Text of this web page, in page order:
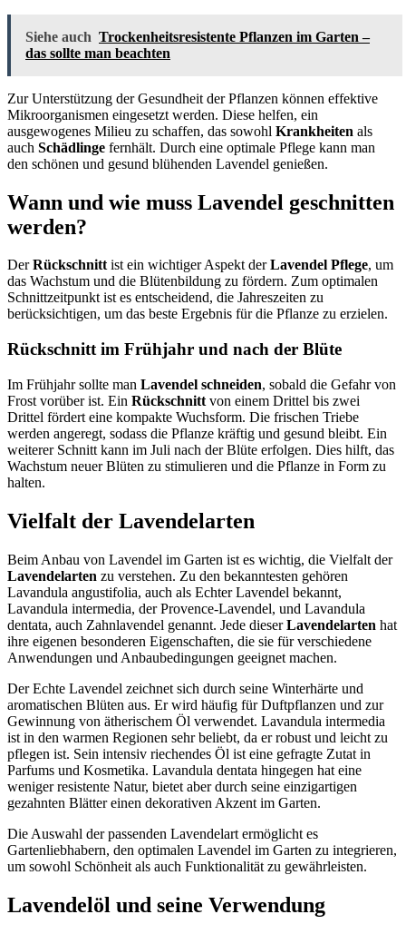
Siehe auch Trockenheitsresistente Pflanzen im Garten –
das sollte man beachten
Zur Unterstützung der Gesundheit der Pflanzen können effektive
Mikroorganismen eingesetzt werden. Diese helfen, ein
ausgewogenes Milieu zu schaffen, das sowohl Krankheiten als
auch Schädlinge fernhält. Durch eine optimale Pflege kann man
den schönen und gesund blühenden Lavendel genießen.
Wann und wie muss Lavendel geschnitten
werden?
DerRückschnittist ein wichtiger Aspekt derLavendel Pflege, um
das Wachstum und die Blütenbildung zu fördern. Zum optimalen
Schnittzeitpunkt ist es entscheidend, die Jahreszeiten zu
berücksichtigen, um das beste Ergebnis für die Pflanze zu erzielen.
Rückschnitt im Frühjahr und nach der Blüte
Im Frühjahr sollte man Lavendel schneiden, sobald die Gefahr von
Frost vorüber ist. Ein Rückschnitt von einem Drittel bis zwei
Drittel fördert eine kompakte Wuchsform. Die frischen Triebe
werden angeregt, sodass die Pflanze kräftig und gesund bleibt. Ein
weiterer Schnitt kann im Juli nach der Blüte erfolgen. Dies hilft, das
Wachstum neuer Blüten zu stimulieren und die Pflanze in Form zu
halten.
Vielfalt der Lavendelarten
Beim Anbau von Lavendel im Garten ist es wichtig, die Vielfalt der
Lavendelarten zu verstehen. Zu den bekanntesten gehören
Lavandula angustifolia, auch als Echter Lavendel bekannt,
Lavandula intermedia, der Provence-Lavendel, und Lavandula
dentata, auch Zahnlavendel genannt. Jede dieserLavendelarten hat
ihre eigenen besonderen Eigenschaften, die sie für verschiedene
Anwendungen und Anbaubedingungen geeignet machen.
Der Echte Lavendel zeichnet sich durch seine Winterhärte und
aromatischen Blüten aus. Er wird häufig für Duftpflanzen und zur
Gewinnung von ätherischem Öl verwendet. Lavandula intermedia
ist in den warmen Regionen sehr beliebt, da er robust und leicht zu
pflegen ist. Sein intensiv riechendes Öl ist eine gefragte Zutat in
Parfums und Kosmetika. Lavandula dentata hingegen hat eine
weniger resistente Natur, bietet aber durch seine einzigartigen
gezahnten Blätter einen dekorativen Akzent im Garten.
Die Auswahl der passenden Lavendelart ermöglicht es
Gartenliebhabern, den optimalen Lavendel im Garten zu integrieren,
um sowohl Schönheit als auch Funktionalität zu gewährleisten.
Lavendelöl und seine Verwendung